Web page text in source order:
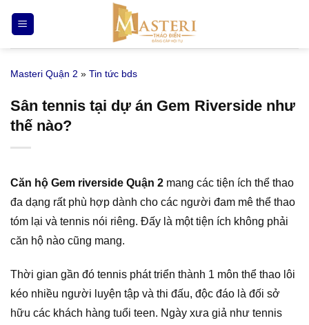
qua
nội
Masteri Quận 2 » Tin tức bds
Sân tennis tại dự án Gem Riverside như
thế nào?
Căn hộ Gem riverside Quận 2 mang các tiện ích thể thao
đa dạng rất phù hợp dành cho các người đam mê thể thao
tóm lại và tennis nói riêng. Đấy là một tiện ích không phải
căn hộ nào cũng mang.
Thời gian gần đó tennis phát triển thành 1 môn thể thao lôi
kéo nhiều người luyện tập và thi đấu, độc đáo là đối sở
hữu các khách hàng tuổi teen. Ngày xưa giả như tennis